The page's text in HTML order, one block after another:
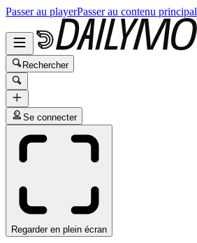
Passer au playerPasser au contenu principal
Rechercher
Se connecter
Regarder en plein écran